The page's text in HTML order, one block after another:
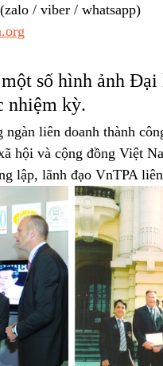
/ viber / whatsapp)
số hình ảnh
nhiệm kỳ.
ngàn liên doanh thành
hội và cộng đồng Việt
lập, lãnh đạo VnTPA